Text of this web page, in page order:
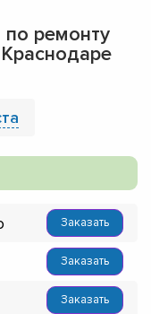
по ремонту
Заказать
Заказать
Заказать